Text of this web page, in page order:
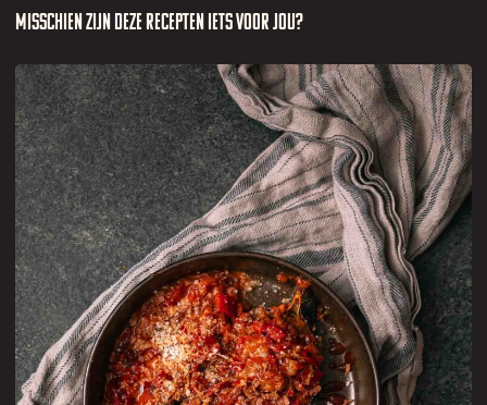
Misschien zijn deze recepten iets voor jou?